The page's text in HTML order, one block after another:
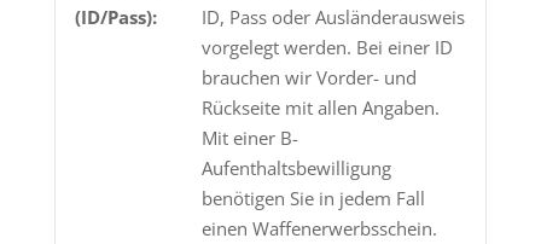
(ID/Pass):
ID, Pass oder Ausländerausweis
vorgelegt werden. Bei einer ID
brauchen wir Vorder- und
Rückseite mit allen Angaben.
Mit einer B-
Aufenthaltsbewilligung
benötigen Sie in jedem Fall
einen Waffenerwerbsschein.